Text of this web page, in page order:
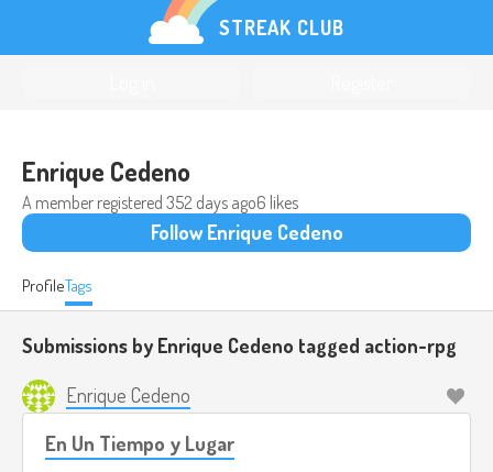
STREAK CLUB
Enrique Cedeno
A member registered 352 days ago6 likes
Follow Enrique Cedeno
ProfileTags
Submissions by Enrique Cedeno tagged action-rpg
Enrique Cedeno
En Un Tiempo y Lugar